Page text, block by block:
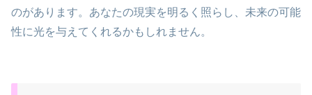
のがあります。あなたの現実を明るく照らし、未来の可能
性に光を与えてくれるかもしれません。